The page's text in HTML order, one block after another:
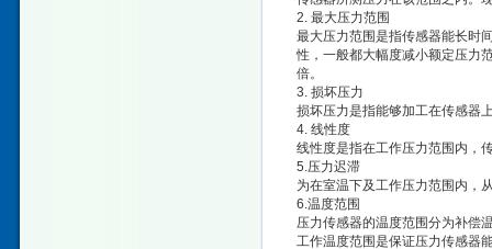
2. 最大压力范围
最大压力范围是指传感器能长时
性，一般都大幅度减小额定压力
倍。
3. 损坏压力
损坏压力是指能够加工在传感器
4. 线性度
线性度是指在工作压力范围内，
5.压力迟滞
为在室温下及工作压力范围内，
6.温度范围
压力传感器的温度范围分为补偿
工作温度范围是保证压力传感器